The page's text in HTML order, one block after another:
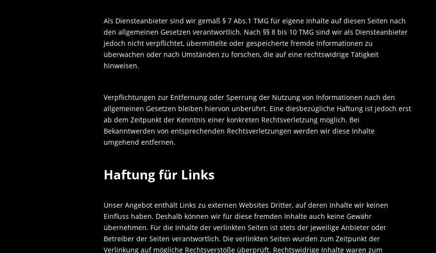
Als Diensteanbieter sind wir gemäß § 7 Abs.1 TMG für eigene Inhalte auf diesen Seiten nach
den allgemeinen Gesetzen verantwortlich. Nach §§ 8 bis 10 TMG sind wir als Diensteanbieter
jedoch nicht verpflichtet, übermittelte oder gespeicherte fremde Informationen zu
überwachen oder nach Umständen zu forschen, die auf eine rechtswidrige Tätigkeit
hinweisen.
Verpflichtungen zur Entfernung oder Sperrung der Nutzung von Informationen nach den
allgemeinen Gesetzen bleiben hiervon unberührt. Eine diesbezügliche Haftung ist jedoch erst
ab dem Zeitpunkt der Kenntnis einer konkreten Rechtsverletzung möglich. Bei
Bekanntwerden von entsprechenden Rechtsverletzungen werden wir diese Inhalte
umgehend entfernen.
Haftung für Links
Unser Angebot enthält Links zu externen Websites Dritter, auf deren Inhalte wir keinen
Einfluss haben. Deshalb können wir für diese fremden Inhalte auch keine Gewähr
übernehmen. Für die Inhalte der verlinkten Seiten ist stets der jeweilige Anbieter oder
Betreiber der Seiten verantwortlich. Die verlinkten Seiten wurden zum Zeitpunkt der
Verlinkung auf mögliche Rechtsverstöße überprüft. Rechtswidrige Inhalte waren zum